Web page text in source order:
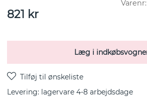
Varenr:
821 kr
Læg i
Levering: lagervare 4-8 arbejdsdage